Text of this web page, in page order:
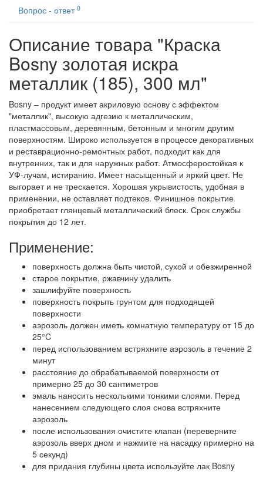
Вопрос - ответ 0
Описание товара "Краска
Bosny золотая искра
металлик (185), 300 мл"
Bosny – продукт имеет акриловую основу с эффектом
"металлик", высокую адгезию к металлическим,
пластмассовым, деревянным, бетонным и многим другим
поверхностям. Широко используется в процессе декоративных
и реставрационно-ремонтных работ, подходит как для
внутренних, так и для наружных работ. Атмосферостойкая к
УФ-лучам, истиранию. Имеет насыщенный и яркий цвет. Не
выгорает и не трескается. Хорошая укрывистость, удобная в
применении, не оставляет подтеков. Финишное покрытие
приобретает глянцевый металлический блеск. Срок службы
покрытия до 12 лет.
Применение:
поверхность должна быть чистой, сухой и обезжиренной
старое покрытие, ржавчину удалить
зашлифуйте поверхность
поверхность покрыть грунтом для подходящей
поверхности
аэрозоль должен иметь комнатную температуру от 15 до
25°C
перед использованием встряхните аэрозоль в течение 2
минут
расстояние до обрабатываемой поверхности от
примерно 25 до 30 сантиметров
эмаль наносить несколькими тонкими слоями. Перед
нанесением следующего слоя снова встряхните
аэрозоль
после использования очистите клапан (переверните
аэрозоль вверх дном и нажмите на насадку примерно на
5 секунд)
для придания глубины цвета используйте лак Bosny